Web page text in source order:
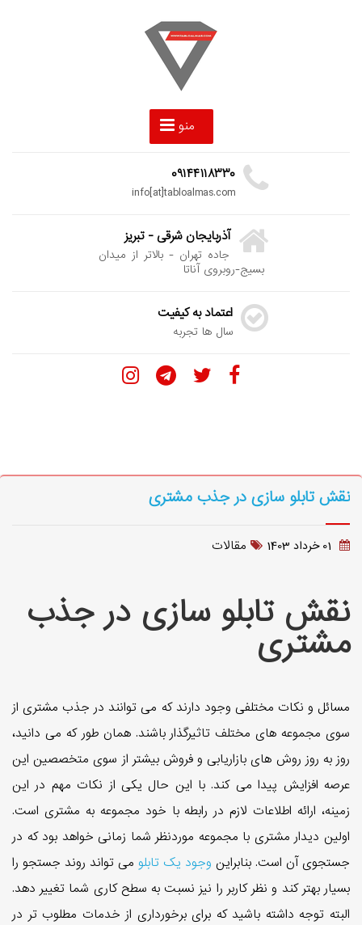
منو
۰۹۱۴۴۱۱۸۳۳۰
info[at]tabloalmas.com
آذربایجان شرقی - تبریز
جاده تهران - بالاتر از میدان
بسیج-روبروی آناتا
اعتماد به کیفیت
سال ها تجربه
نقش تابلو سازی در جذب مشتری
01 خرداد 1403 مقالات
نقش تابلو سازی در جذب
مشتری
مسائل و نکات مختلفی وجود دارند که می توانند در جذب مشتری از
سوی مجموعه های مختلف تاثیرگذار باشند. همان طور که می دانید،
روز به روز روش های بازاریابی و فروش بیشتر از سوی متخصصین این
عرصه افزایش پیدا می کند. با این حال یکی از نکات مهم در این
زمینه، ارائه اطلاعات لازم در رابطه با خود مجموعه به مشتری است.
اولین دیدار مشتری با مجموعه موردنظر شما زمانی خواهد بود که در
جستجوی آن است. بنابراین وجود یک تابلو می تواند روند جستجو را
بسیار بهتر کند و نظر کاربر را نیز نسبت به سطح کاری شما تغییر دهد.
البته توجه داشته باشید که برای برخورداری از خدمات مطلوب تر در